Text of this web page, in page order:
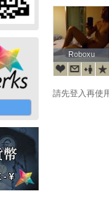
Roboxu
Roboxu
請先登入再使